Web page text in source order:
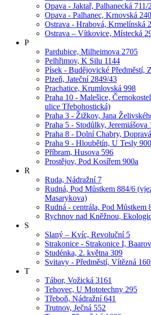
Opava - Jaktař, Palhanecká 711/
Opava - Palhanec, Krnovská 240
Ostrava - Hrabová, Krmelínská 2
Ostrava – Vítkovice, Místecká
P
Pardubice, Milheimova 2705
Pelhřimov, K Silu 1144
Písek - Budějovické Předměstí,
Plzeň, Jateční 2849/43
Prachatice, Krumlovská 998
Praha 10 - Malešice,
ulice Třebohostická)
Praha 3 - Žižkov, Jana
Praha 5 - Stodůlky, Jeremiášova
Praha 8 - Dolní Chabry,
Praha 9 - Hloubětín, U Tesly
Příbram, Husova 596
Prostějov, Pod Kosířem 900a
R
Ruda, Nádražní 7
Rudná, Pod Můstkem 884/6
Masarykova)
Rudná - centrála, Pod Můstkem
Rychnov nad Kněžnou,
S
Slaný – Kvíc, Revoluční 5
Strakonice - Strakonice I,
Studénka, 2. května 309
Svitavy - Předměstí, Vítězná
T
Tábor, Vožická 3161
Tehovec, U Mototechny 295
Třeboň, Nádražní 641
Trutnov, Ječná 552